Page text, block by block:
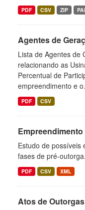
PDF CSV ZIP
Agentes de
Lista de Agentes de
relacionando as
Percentual de
empreendimento e
PDF CSV
Estudo de possíveis
fases de pré-outorga.
PDF CSV XML
Atos de